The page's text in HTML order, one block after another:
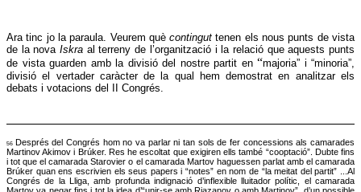
Ara tinc jo la paraula. Veurem quècontinguttenen els nous punts de vista
de la novaIskra al terreny de l’organització i la relació que aquests punts
de vista guarden amb la divisió del nostre partit en “majoria” i “minoria”,
divisió el vertader caràcter de la qual hem demostrat en analitzar els
debats i votacions del II Congrés.
56
Després del Congrés hom no va parlar ni tan sols de fer concessions als camarades
Martinov Akimov i Brúker. Res he escoltat que exigiren ells també “cooptació”. Dubte fins
i tot que el camarada Starovier o el camarada Martov haguessen parlat amb el camarada
Brúker quan ens escrivien els seus papers i “notes” en nom de “la meitat del partit” ...Al
Congrés de la Lliga, amb profunda indignació d’inflexible lluitador polític, el camarada